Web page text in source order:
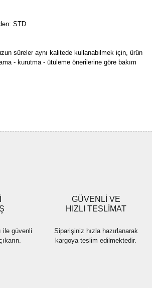
STD
süreler aynı kalitede kullanabilmek için, ürün
- kurutma - ütüleme önerilerine göre bakım
daha pahalı.
alternatifler olmalı.
ile güvenli
GÜVENLİ VE
HIZLI TESLİMAT
Siparişiniz hızla hazırlanarak
kargoya teslim edilmektedir.